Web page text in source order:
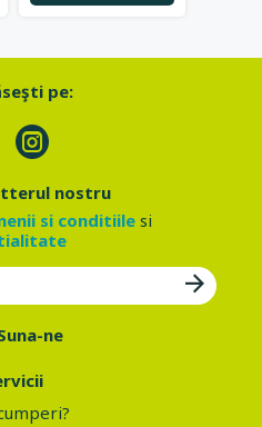
pe:
nostru
si conditiilesi
ne